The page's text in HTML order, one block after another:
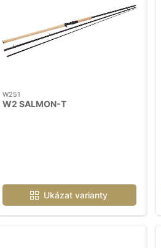
W251
W2 SALMON-T
Ukázat varianty